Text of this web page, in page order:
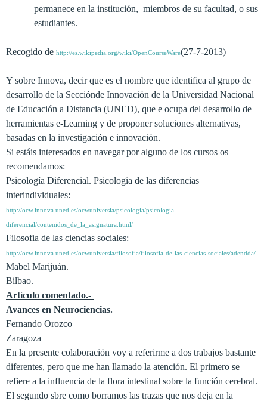
permanece en la institución, miembros de su facultad, o sus
estudiantes.
Recogido de http://es.wikipedia.org/wiki/OpenCourseWare(27-7-2013)
Y sobre Innova, decir que es el nombre que identifica al grupo de
desarrollo de la Secciónde Innovación de la Universidad Nacional
de Educación a Distancia (UNED), que e ocupa del desarrollo de
herramientas e-Learning y de proponer soluciones alternativas,
basadas en la investigación e innovación.
Si estáis interesados en navegar por alguno de los cursos os
recomendamos:
Psicología Diferencial. Psicologia de las diferencias
interindividuales:
http://ocw.innova.uned.es/ocwuniversia/psicologia/psicologia-
diferencial/contenidos_de_la_asignatura.html/
Filosofia de las ciencias sociales:
http://ocw.innova.uned.es/ocwuniversia/filosofia/filosofia-de-las-ciencias-sociales/adendda/
Mabel Marijuán.
Bilbao.
Artículo comentado.-
Avances en Neurociencias.
Fernando Orozco
Zaragoza
En la presente colaboración voy a referirme a dos trabajos bastante
diferentes, pero que me han llamado la atención. El primero se
refiere a la influencia de la flora intestinal sobre la función cerebral.
El segundo sbre como borramos las trazas que nos deja en la